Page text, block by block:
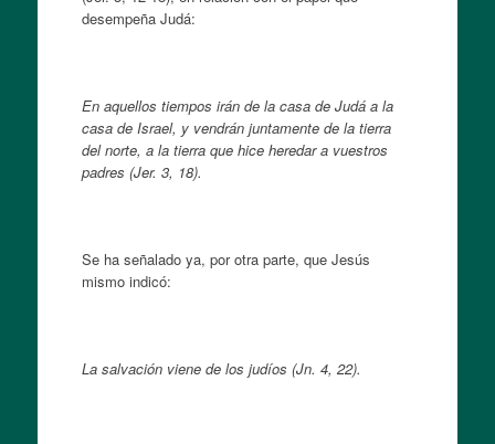
desempeña Judá:
En aquellos tiempos irán de la casa de Judá a la
casa de Israel, y vendrán juntamente de la tierra
del norte, a la tierra que hice heredar a vuestros
padres (Jer. 3, 18).
Se ha señalado ya, por otra parte, que Jesús
mismo indicó:
La salvación viene de los judíos (Jn. 4, 22).